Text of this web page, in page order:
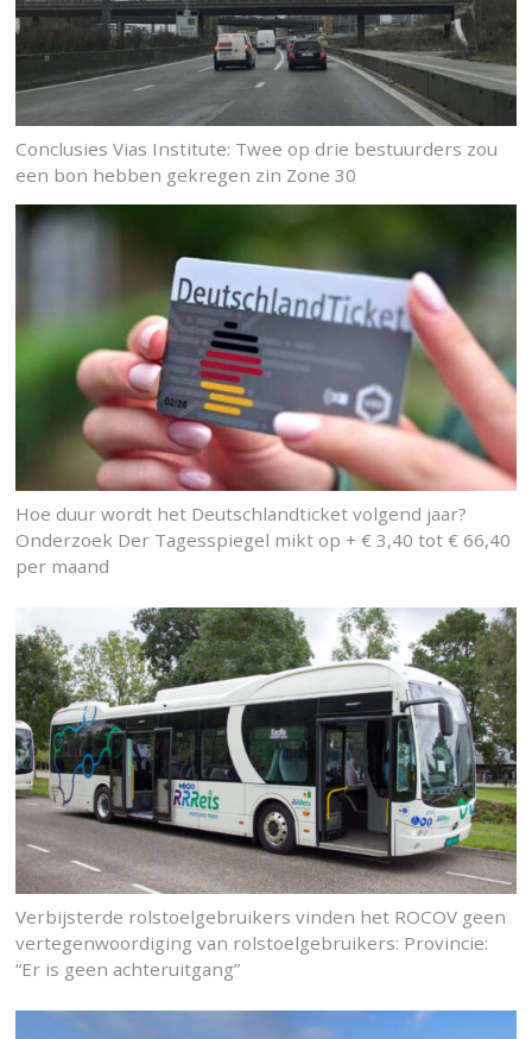
Conclusies Vias Institute: Twee op drie bestuurders zou
een bon hebben gekregen zin Zone 30
Hoe duur wordt het Deutschlandticket volgend jaar?
Onderzoek Der Tagesspiegel mikt op + € 3,40 tot € 66,40
per maand
Verbijsterde rolstoelgebruikers vinden het ROCOV geen
vertegenwoordiging van rolstoelgebruikers: Provincie:
“Er is geen achteruitgang”